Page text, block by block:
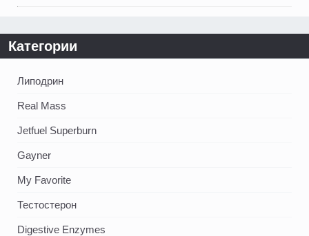
Категории
Липодрин
Real Mass
Jetfuel Superburn
Gayner
My Favorite
Тестостерон
Digestive Enzymes